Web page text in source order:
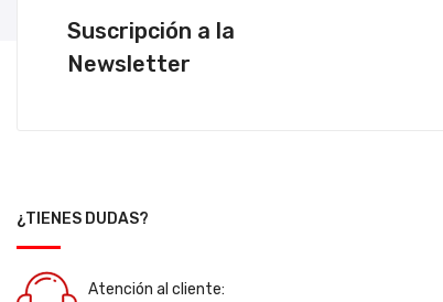
Suscripción a la
Newsletter
¿TIENES DUDAS?
Atención al cliente: